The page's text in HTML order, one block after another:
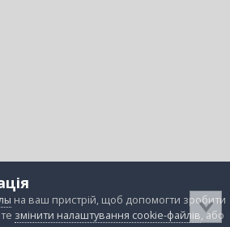
на ваш пристрій, щоб допомогти зробити
змінити налаштування cookie-файлів, або